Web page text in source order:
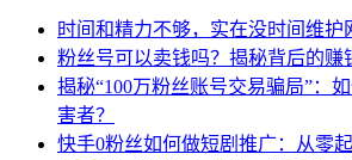
时间和精力不够，实在没时间维护
粉丝号可以卖钱吗？揭秘背后的赚
揭秘“100万粉丝账号交易骗局”：
害者？
快手0粉丝如何做短剧推广：从零